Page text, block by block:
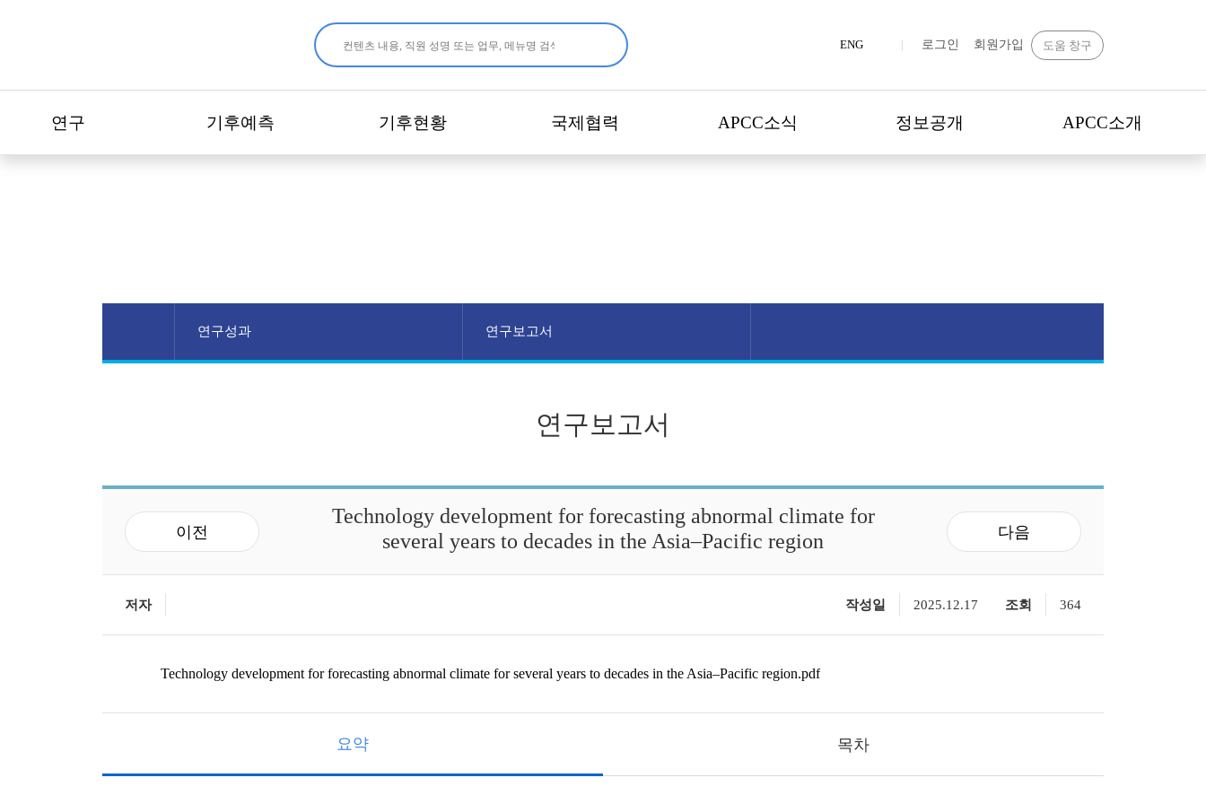
ENG | 로그인 회원가입 도움 창구
연구 기후예측 기후현황 국제협력 APCC소식 정보공개 APCC소개
연구성과 연구보고서
연구보고서
이전
Technology development for forecasting abnormal climate for
several years to decades in the Asia–Pacific region
다음
저자 작성일 2025.12.17 조회 364
Technology development for forecasting abnormal climate for several years to decades in the Asia–Pacific region.pdf
요약 목차